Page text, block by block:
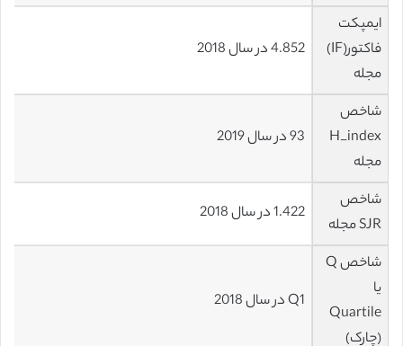
ایمپکت
فاکتور(IF)
مجله
4.852 در سال 2018
شاخص
H_index
مجله
93 در سال 2019
شاخص
SJR مجله
1.422 در سال 2018
شاخص Q
یا
Quartile
(چارک)
Q1 در سال 2018